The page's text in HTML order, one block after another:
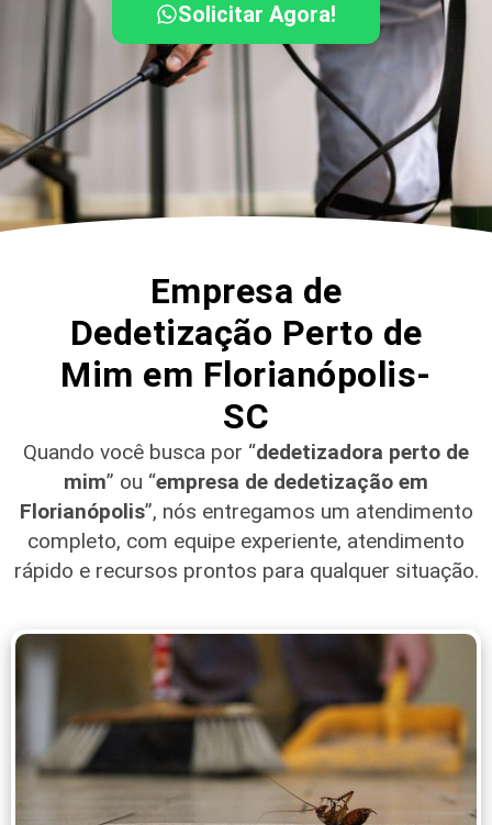
Solicitar Agora!
Empresa de
Dedetização Perto de
Mim em Florianópolis-
SC
Quando você busca por “dedetizadora perto de
mim” ou “empresa de dedetização em
Florianópolis”, nós entregamos um atendimento
completo, com equipe experiente, atendimento
rápido e recursos prontos para qualquer situação.